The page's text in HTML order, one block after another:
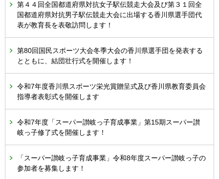
第４４回全国都道府県対抗女子駅伝競走大会及び第３１回全
国都道府県対抗男子駅伝競走大会に出場する香川県選手団代
表が教育長を表敬訪問します！
第80回国民スポーツ大会冬季大会の香川県選手団を発表する
とともに、結団壮行式を開催します！
令和7年度香川県スポーツ栄光賞贈呈式及び香川県教育委員会
指導者表彰式を開催します
令和7年度「スーパー讃岐っ子育成事業」第15期スーパー讃
岐っ子修了式を開催します！
「スーパー讃岐っ子育成事業」令和8年度スーパー讃岐っ子の
参加者を募集します！